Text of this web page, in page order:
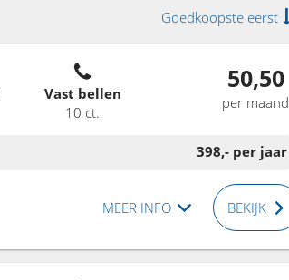
Goedkoopste eerst
Vast bellen
10 ct.
50,50
per maand
398,- per jaar
MEER INFO BEKIJK